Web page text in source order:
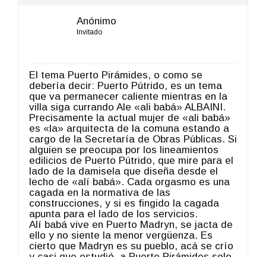
Anónimo
Invitado
El tema Puerto Pirámides, o como se
debería decir: Puerto Pútrido, es un tema
que va permanecer caliente mientras en la
villa siga currando Ale «ali babá» ALBAINI.
Precisamente la actual mujer de «ali babá»
es «la» arquitecta de la comuna estando a
cargo de la Secretaría de Obras Públicas. Si
alguien se preocupa por los lineamientos
edilicios de Puerto Pútrido, que mire para el
lado de la damisela que diseña desde el
lecho de «alí babá». Cada orgasmo es una
cagada en la normativa de las
construcciones, y si es fingido la cagada
apunta para el lado de los servicios.
Alí babá vive en Puerto Madryn, se jacta de
ello y no siente la menor vergüenza. Es
cierto que Madryn es su pueblo, acá se crío